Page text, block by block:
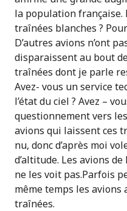
la population française.
traînées blanches ?
D’autres avions n’ont
disparaissent au bout
traînées dont je parle
Avez- vous un service
l’état du ciel ? Avez –
questionnement vers les
avions qui laissent ces
nu, donc d’après moi
d’altitude. Les avions
ne les voit pas.Parfois
même temps les avions
traînées.